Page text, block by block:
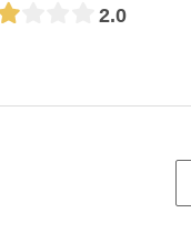
2.0